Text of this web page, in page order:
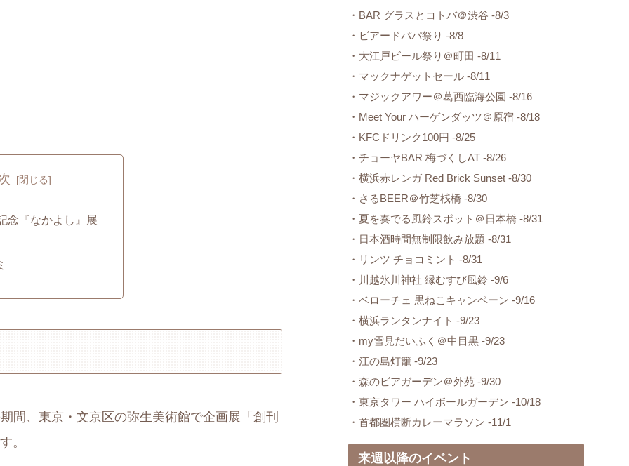
念『なかよし』展
間、東京・文京区の弥生美術館で企画展「創刊
。
・BAR グラスとコトバ＠渋谷 -8/3
・ビアードパパ祭り -8/8
・大江戸ビール祭り＠町田 -8/11
・マックナゲットセール -8/11
・マジックアワー＠葛西臨海公園 -8/16
・Meet Your ハーゲンダッツ＠原宿 -8/18
・KFCドリンク100円 -8/25
・チョーヤBAR 梅づくしAT -8/26
・横浜赤レンガ Red Brick Sunset -8/30
・さるBEER＠竹芝桟橋 -8/30
・夏を奏でる風鈴スポット＠日本橋 -8/31
・日本酒時間無制限飲み放題 -8/31
・リンツ チョコミント -8/31
・川越氷川神社 縁むすび風鈴 -9/6
・ベローチェ 黒ねこキャンペーン -9/16
・横浜ランタンナイト -9/23
・my雪見だいふく＠中目黒 -9/23
・江の島灯籠 -9/23
・森のビアガーデン＠外苑 -9/30
・東京タワー ハイボールガーデン -10/18
・首都圏横断カレーマラソン -11/1
来週以降のイベント